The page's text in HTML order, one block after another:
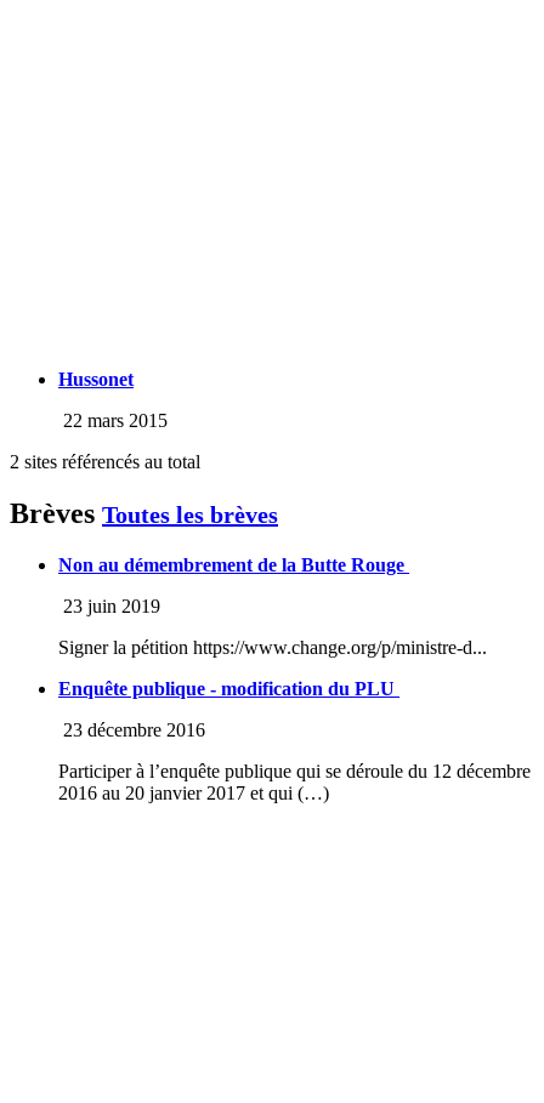
Hussonet
22 mars 2015
2 sites référencés au total
Brèves Toutes les brèves
Non au démembrement de la Butte Rouge
23 juin 2019
Signer la pétition https://www.change.org/p/ministre-d...
Enquête publique - modification du PLU
23 décembre 2016
Participer à l’enquête publique qui se déroule du 12 décembre
2016 au 20 janvier 2017 et qui (…)